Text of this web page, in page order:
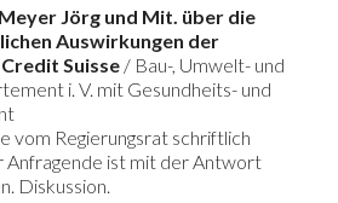
Jörg und Mit. über die
Auswirkungen der
Suisse / Bau-, Umwelt- und
i. V. mit Gesundheits- und
vom Regierungsrat schriftlich
ist mit der Antwort
Diskussion.